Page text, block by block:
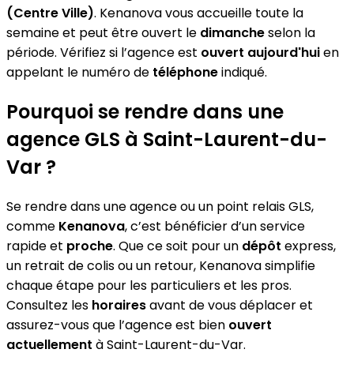
(Centre Ville). Kenanova vous accueille toute la
semaine et peut être ouvert le dimancheselon la
période. Vérifiez si l’agence est ouvert aujourd'huien
appelant le numéro de téléphoneindiqué.
Pourquoi se rendre dans une
agence GLS à Saint-Laurent-du-
Var ?
Se rendre dans une agence ou un point relais GLS,
comme Kenanova, c’est bénéficier d’un service
rapide et proche. Que ce soit pour un dépôt express,
un retrait de colis ou un retour, Kenanova simplifie
chaque étape pour les particuliers et les pros.
Consultez les horairesavant de vous déplacer et
assurez-vous que l’agence est bien ouvert
actuellement à Saint-Laurent-du-Var.